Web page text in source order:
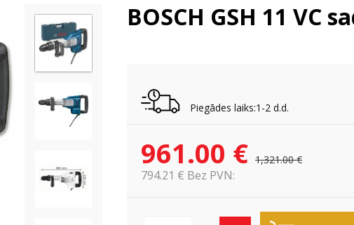
BOSCH GSH 11 VC
Piegādes laiks:1-2 d.d.
961.00 € 1,321.00 €
794.21 € Bez PVN: